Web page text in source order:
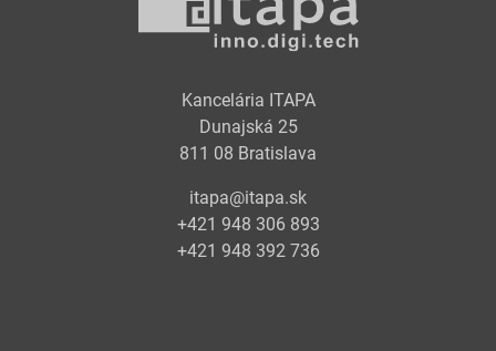
Kancelária ITAPA
Dunajská 25
811 08 Bratislava
itapa@itapa.sk
+421 948 306 893
+421 948 392 736